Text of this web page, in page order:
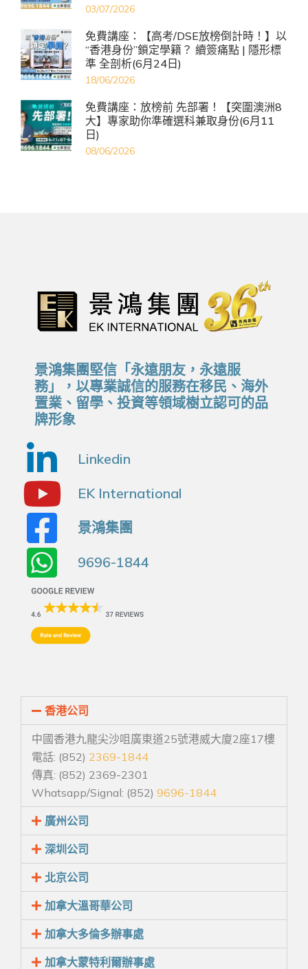
03/07/2026
免費講座：【高考/DSE放榜倒計時！】以
“香港身份”鎖定學籍？ 續簽痛點 | 隱形標
準 全剖析(6月24日)
18/06/2026
免費講座：放榜前 先部署！【突圍澳洲8
大】專家助你準確選科兼取身份(6月11
日)
08/06/2026
景鴻集團堅信「永遠朋友，永遠服
務」，以專業誠信的服務在移民、海外
置業、留學、投資等領域樹立認可的品
牌形象
Linkedin
EK International
景鴻集團
9696-1844
香港公司
中國香港九龍尖沙咀廣東道25號港威大廈2座17樓
電話: (852) 2369-1844
傳真: (852) 2369-2301
Whatsapp/Signal: (852) 9696-1844
廣州公司
深圳公司
北京公司
加拿大溫哥華公司
加拿大多倫多辦事處
加拿大蒙特利爾辦事處